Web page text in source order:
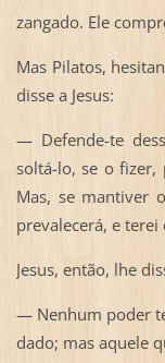
zangado. Ele
Mas Pilatos,
disse a Jesus:
— Defende-te
soltá-lo, se o fizer,
Mas, se mantiver
prevalecerá, e
Jesus, então, lhe
— Nenhum poder
dado; mas aquele